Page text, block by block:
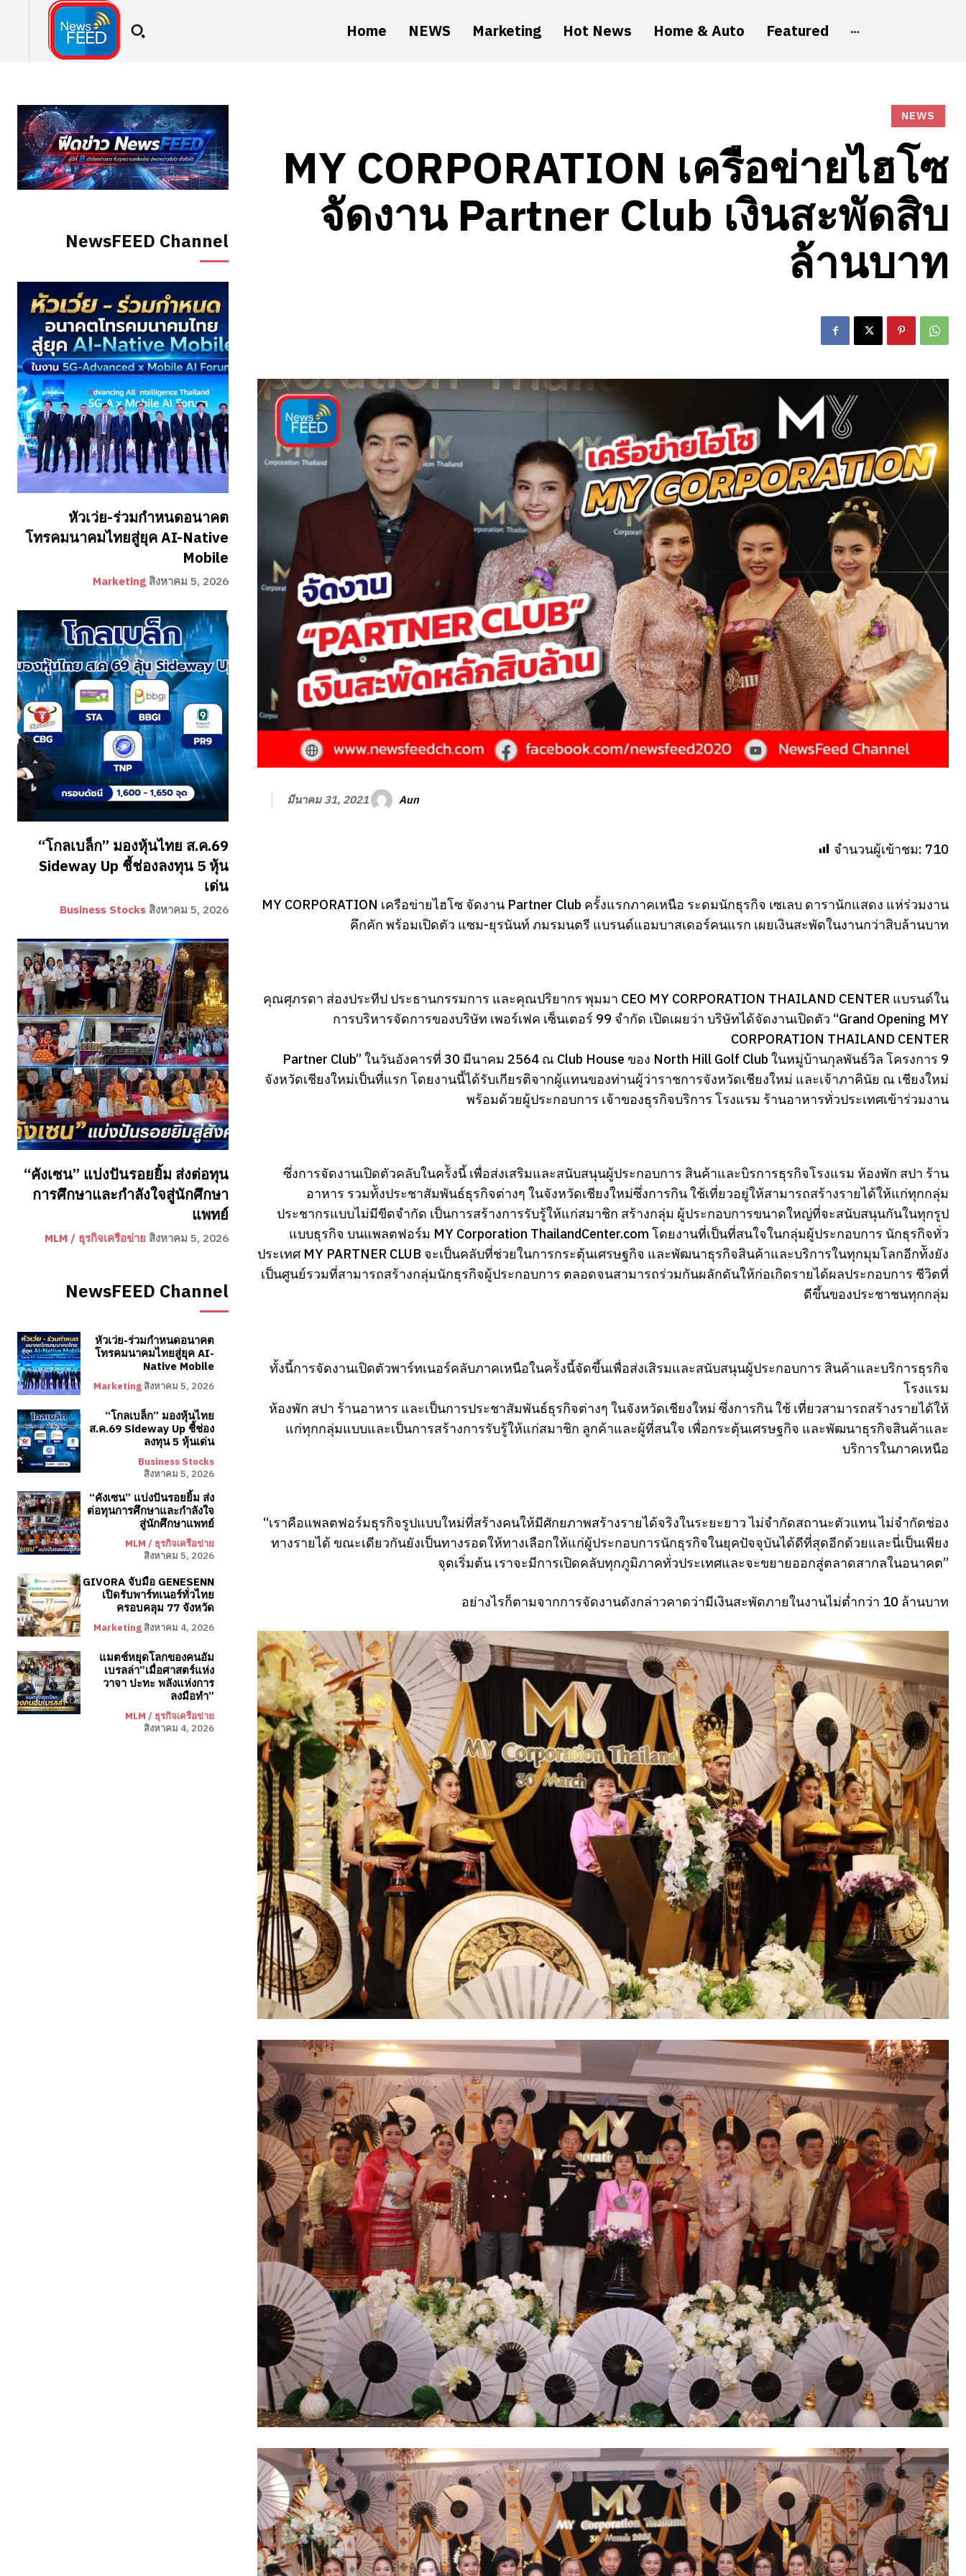
Home NEWS Marketing Hot News Home & Auto Featured
NewsFEED Channel
หัวเว่ย-ร่วมกำหนดอนาคต
โทรคมนาคมไทยสู่ยุค AI-Native
Mobile
Marketing สิงหาคม 5, 2026
“โกลเบล็ก” มองหุ้นไทย ส.ค.69
Sideway Up ชี้ช่องลงทุน 5 หุ้น
เด่น
Business Stocks สิงหาคม 5, 2026
“คังเซน” แบ่งปันรอยยิ้ม ส่งต่อทุน
การศึกษาและกำลังใจสู่นักศึกษา
แพทย์
MLM / ธุรกิจเครือข่าย สิงหาคม 5, 2026
NewsFEED Channel
หัวเว่ย-ร่วมกำหนดอนาคต
โทรคมนาคมไทยสู่ยุค AI-
Native Mobile
Marketing สิงหาคม 5, 2026
“โกลเบล็ก” มองหุ้นไทย
ส.ค.69 Sideway Up ชี้ช่อง
ลงทุน 5 หุ้นเด่น
Business Stocks
สิงหาคม 5, 2026
“คังเซน” แบ่งปันรอยยิ้ม ส่ง
ต่อทุนการศึกษาและกำลังใจ
สู่นักศึกษาแพทย์
MLM / ธุรกิจเครือข่าย
สิงหาคม 5, 2026
GIVORA จับมือ GENESENN
เปิดรับพาร์ทเนอร์ทั่วไทย
ครอบคลุม 77 จังหวัด
Marketing สิงหาคม 4, 2026
แมตช์หยุดโลกของคนอัม
เบรลล่า”เมื่อศาสตร์แห่ง
วาจา ปะทะ พลังแห่งการ
ลงมือทำ”
MLM / ธุรกิจเครือข่าย
สิงหาคม 4, 2026
NEWS
MY CORPORATION เครือข่ายไฮโซ
จัดงาน Partner Club เงินสะพัดสิบ
ล้านบาท
มีนาคม 31, 2021 Aun
จำนวนผู้เข้าชม: 710
MY CORPORATION เครือข่ายไฮโซ จัดงาน Partner Club ครั้งแรกภาคเหนือ ระดมนักธุรกิจ เซเลบ ดารานักแสดง แห่ร่วมงาน
คึกคัก พร้อมเปิดตัว แซม-ยุรนันท์ ภมรมนตรี แบรนด์แอมบาสเดอร์คนแรก เผยเงินสะพัดในงานกว่าสิบล้านบาท
คุณศุภรดา ส่องประทีป ประธานกรรมการ และคุณปริยากร พุมมา CEO MY CORPORATION THAILAND CENTER แบรนด์ใน
การบริหารจัดการของบริษัท เพอร์เฟค เซ็นเตอร์ 99 จำกัด เปิดเผยว่า บริษัทได้จัดงานเปิดตัว “Grand Opening MY
CORPORATION THAILAND CENTER
Partner Club” ในวันอังคารที่ 30 มีนาคม 2564 ณ Club House ของ North Hill Golf Club ในหมู่บ้านกุลพันธ์วิล โครงการ 9
จังหวัดเชียงใหม่เป็นที่แรก โดยงานนี้ได้รับเกียรติจากผู้แทนของท่านผู้ว่าราชการจังหวัดเชียงใหม่ และเจ้าภาคินัย ณ เชียงใหม่
พร้อมด้วยผู้ประกอบการ เจ้าของธุรกิจบริการ โรงแรม ร้านอาหารทั่วประเทศเข้าร่วมงาน
ซึ่งการจัดงานเปิดตัวคลับในคร้ังนี้ เพื่อส่งเสริมและสนับสนุนผู้ประกอบการ สินค้าและบิรการธุรกิจโรงแรม ห้องพัก สปา ร้าน
อาหาร รวมท้ังประชาสัมพันธ์ธุรกิจต่างๆ ในจังหวัดเชียงใหม่ซึ่งการกิน ใช้เที่ยวอยู่ให้สามารถสร้างรายได้ให้แก่ทุกกลุ่ม
ประชากรแบบไม่มีขีดจำกัด เป็นการสร้างการรับรู้ให้แก่สมาชิก สร้างกลุ่ม ผู้ประกอบการขนาดใหญ่ที่จะสนับสนุนกันในทุกรูป
แบบธุรกิจ บนแพลตฟอร์ม MY Corporation ThailandCenter.com โดยงานที่เป็นที่สนใจในกลุ่มผู้ประกอบการ นักธุรกิจทั่ว
ประเทศ MY PARTNER CLUB จะเป็นคลับที่ช่วยในการกระตุ้นเศรษฐกิจ และพัฒนาธุรกิจสินค้าและบริการในทุกมุมโลกอีกท้ังยัง
เป็นศูนย์รวมที่สามารถสร้างกลุ่มนักธุรกิจผู้ประกอบการ ตลอดจนสามารถร่วมกันผลักดันให้ก่อเกิดรายได้ผลประกอบการ ชีวิตที่
ดีขึ้นของประชาชนทุกกลุ่ม
ทั้งนี้การจัดงานเปิดตัวพาร์ทเนอร์คลับภาคเหนือในคร้ังนี้จัดขึ้นเพื่อส่งเสิรมและสนับสนุนผู้ประกอบการ สินค้าและบริการธุรกิจ
โรงแรม
ห้องพัก สปา ร้านอาหาร และเป็นการประชาสัมพันธ์ธุรกิจต่างๆ ในจังหวัดเชียงใหม่ ซึ่งการกิน ใช้ เที่ยวสามารถสร้างรายได้ให้
แก่ทุกกลุ่มแบบและเป็นการสร้างการรับรู้ให้แก่สมาชิก ลูกค้าและผู้ที่สนใจ เพื่อกระตุ้นเศรษฐกิจ และพัฒนาธุรกิจสินค้าและ
บริการในภาคเหนือ
“เราคือแพลตฟอร์มธุรกิจรูปแบบใหม่ที่สร้างคนให้มีศักยภาพสร้างรายได้จริงในระยะยาว ไม่จำกัดสถานะตัวแทน ไม่จำกัดช่อง
ทางรายได้ ขณะเดียวกันยังเป็นทางรอดให้ทางเลือกให้แก่ผู้ประกอบการนักธุรกิจในยุคปัจจุบันได้ดีที่สุดอีกด้วยและนี่เป็นเพียง
จุดเริ่มต้น เราจะมีการเปิดคลับทุกภูมิภาคทั่วประเทศและจะขยายออกสู่ตลาดสากลในอนาคต”
อย่างไรก็ตามจากการจัดงานดังกล่าวคาดว่ามีเงินสะพัดภายในงานไม่ต่ำกว่า 10 ล้านบาท